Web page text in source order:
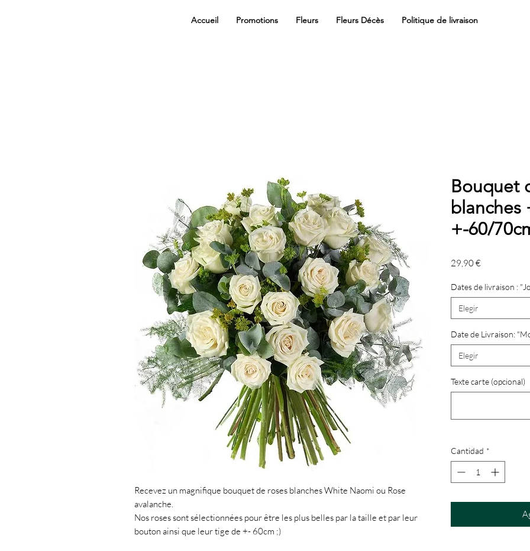
Accueil Promotions Fleurs Fleurs Décès Politique de livraison
Recevez un magnifique bouquet de roses blanches White Naomi ou Rose
avalanche.
Nos roses sont sélectionnées pour être les plus belles par la taille et par leur
bouton ainsi que leur tige de +- 60cm ;)
Bouquet
blanches
+-60/
29,90 €Precio
Dates de livraison :
Elegir
Date de Livraison:
Elegir
Texte carte (opcional)
Cantidad *